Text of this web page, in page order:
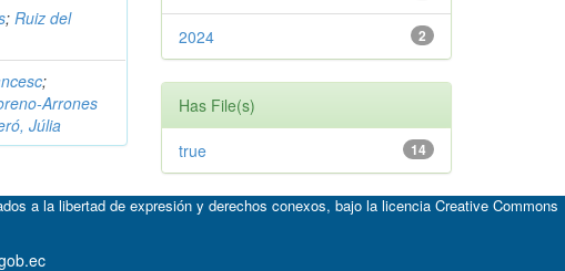
;Ruiz del
;
Arrones
Júlia
2
2024
Has File(s)
14
true
a la libertad de expresión y derechos conexos, bajo la licencia Creative Commons